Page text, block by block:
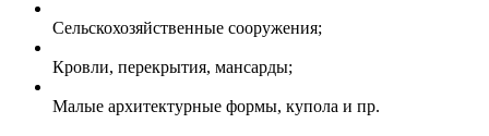
Сельскохозяйственные сооружения;
Кровли, перекрытия, мансарды;
Малые архитектурные формы, купола и пр.